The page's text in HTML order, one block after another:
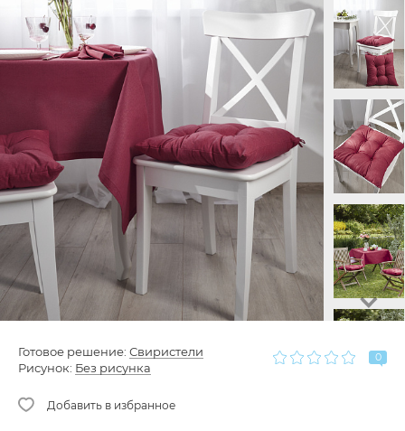
Распродажа
Готовое решение: Свиристели
Рисунок: Без рисунка
0